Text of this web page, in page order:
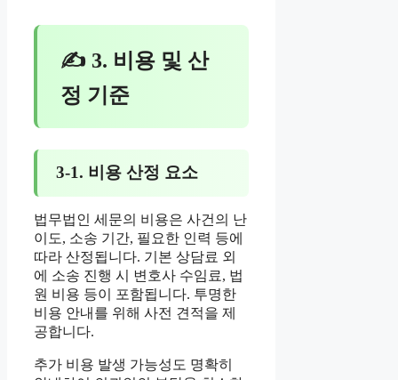
✍ 3. 비용 및 산
정 기준
3-1. 비용 산정 요소
법무법인 세문의 비용은 사건의 난
이도, 소송 기간, 필요한 인력 등에
따라 산정됩니다. 기본 상담료 외
에 소송 진행 시 변호사 수임료, 법
원 비용 등이 포함됩니다. 투명한
비용 안내를 위해 사전 견적을 제
공합니다.
추가 비용 발생 가능성도 명확히